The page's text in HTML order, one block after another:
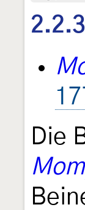
Die